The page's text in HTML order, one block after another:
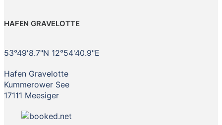
HAFEN GRAVELOTTE
53°49'8.7"N 12°54'40.9"E
Hafen Gravelotte
Kummerower See
17111 Meesiger